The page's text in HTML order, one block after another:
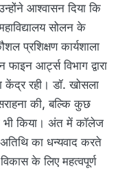
आश्वासन दिया कि
सोलन के
प्रशिक्षण कार्यशाला
आर्ट्स विभाग द्वारा
केंद्र रही। डॉ. खोसला
की, बल्कि कुछ
भी किया। अंत में कॉलेज
अतिथि का धन्यवाद करते
विकास के लिए महत्वपूर्ण